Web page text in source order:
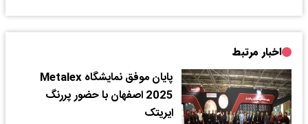
اخبار مرتبط
پایان موفق نمایشگاه Metalex
2025 اصفهان با حضور پررنگ
ایریتک